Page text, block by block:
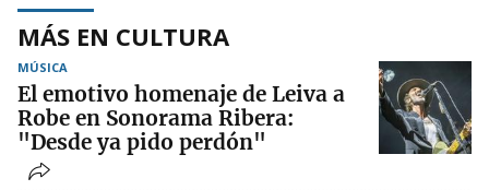
MÁS EN CULTURA
MÚSICA
El emotivo homenaje de Leiva a
Robe en Sonorama Ribera:
"Desde ya pido perdón"